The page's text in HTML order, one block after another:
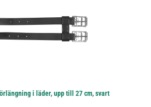
i läder, upp till 27 cm, svart